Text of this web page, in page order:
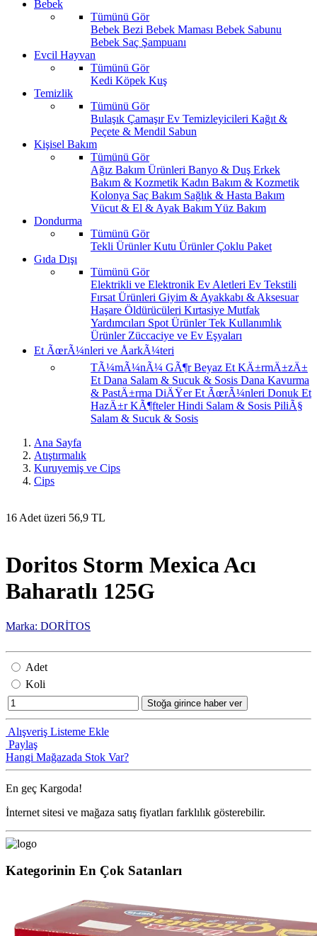
Bebek
Tümünü Gör
Bebek Bezi Bebek Maması Bebek Sabunu
Bebek Saç Şampuanı
Evcil Hayvan
Tümünü Gör
Kedi Köpek Kuş
Temizlik
Tümünü Gör
Bulaşık ÇamaşırEv Temizleyicileri Kağıt &
Peçete & Mendil Sabun
Kişisel Bakım
Tümünü Gör
Ağız Bakım Ürünleri Banyo & Duş Erkek
Bakım & Kozmetik Kadın Bakım & Kozmetik
Kolonya Saç Bakım Sağlık & Hasta Bakım
Vücut & El & Ayak BakımYüz Bakım
Dondurma
Tümünü Gör
Tekli ÜrünlerKutu ÜrünlerÇoklu Paket
Gıda Dışı
Tümünü Gör
Elektrikli ve Elektronik Ev Aletleri Ev Tekstili
Fırsat Ürünleri Giyim & Ayakkabı & Aksesuar
Haşare Öldürücüleri Kırtasiye Mutfak
Yardımcıları Spot ÜrünlerTek Kullanımlık
Ürünler Züccaciye ve Ev Eşyaları
Et ÃœrÃ¼nleri ve ÅarkÃ¼teri
TÃ¼mÃ¼nÃ¼ GÃ¶rBeyaz Et KÄ±rmÄ±zÄ±
Et Dana Salam & Sucuk & Sosis Dana Kavurma
& PastÄ±rma DiÄŸer Et ÃœrÃ¼nleri Donuk Et
HazÄ±r KÃ¶ftelerHindi Salam & Sosis PiliÃ§
Salam & Sucuk & Sosis
Ana Sayfa
Atıştırmalık
Kuruyemiş ve Cips
Cips
16 Adet üzeri 56,9 TL
Doritos Storm Mexica Acı
Baharatlı 125G
Marka: DORİTOS
Adet
Koli
Stoğa girince haber ver
Alışveriş Listeme Ekle
Paylaş
Hangi Mağazada Stok Var?
En geç Kargoda!
İnternet sitesi ve mağaza satış fiyatları farklılık gösterebilir.
Kategorinin En Çok Satanları